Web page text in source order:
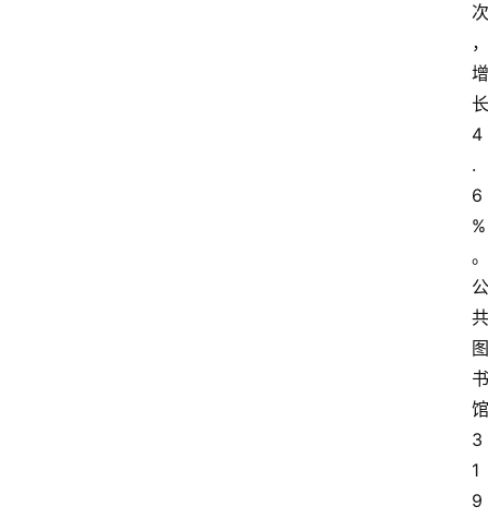
次
，
增
长
4
.
6
%
。
公
共
图
书
馆
3
1
9